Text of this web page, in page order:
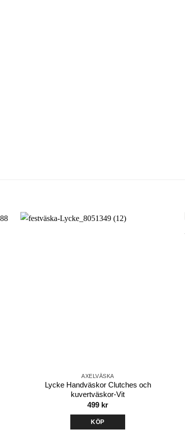
AXELVÄSKA
Lycke Handväskor Clutches och
kuvertväskor-Vit
499 kr
KÖP